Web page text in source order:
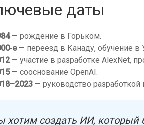
даты
— рождение в Горьком.
— переезд в Канаду, обучение в
— участие в разработке AlexNet,
— сооснование OpenAI.
— руководство разработкой
хотим создать ИИ, который